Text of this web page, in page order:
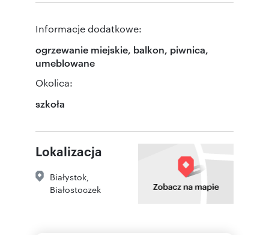
Informacje dodatkowe:
ogrzewanie miejskie, balkon, piwnica,
umeblowane
Okolica:
szkoła
Lokalizacja
Białystok
Białostoczek